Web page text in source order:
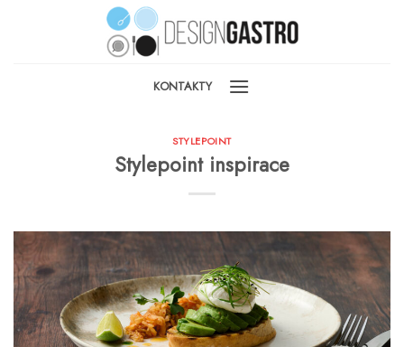
KONTAKTY
STYLEPOINT
Stylepoint inspirace